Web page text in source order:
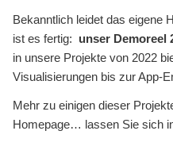
Bekanntlich leidet das eigene
ist es fertig: unser Demoreel
in unsere Projekte von 2022
Visualisierungen bis zur App-
Mehr zu einigen dieser
Homepage… lassen Sie sich